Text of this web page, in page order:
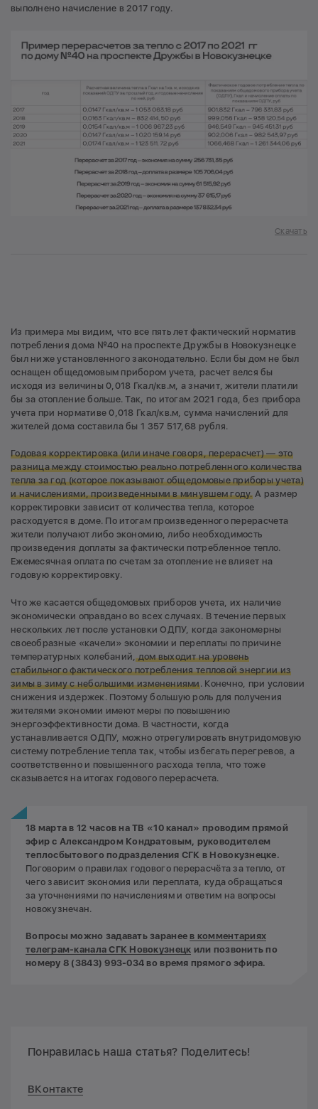
выполнено начисление в 2017 году.
Скачать
Из примера мы видим, что все пять лет фактический норматив
потребления дома №40 на проспекте Дружбы в Новокузнецке
был ниже установленного законодательно. Если бы дом не был
оснащен общедомовым прибором учета, расчет велся бы
исходя из величины 0,018 Гкал/кв.м, а значит, жители платили
бы за отопление больше. Так, по итогам 2021 года, без прибора
учета при нормативе 0,018 Гкал/кв.м, сумма начислений для
жителей дома составила бы 1 357 517,68 рубля.
Годовая корректировка (или иначе говоря, перерасчет) — это
разница между стоимостью реально потребленного количества
тепла за год (которое показывают общедомовые приборы учета)
и начислениями, произведенными в минувшем году.А размер
корректировки зависит от количества тепла, которое
расходуется в доме. По итогам произведенного перерасчета
жители получают либо экономию, либо необходимость
произведения доплаты за фактически потребленное тепло.
Ежемесячная оплата по счетам за отопление не влияет на
годовую корректировку.
Что же касается общедомовых приборов учета, их наличие
экономически оправдано во всех случаях. В течение первых
нескольких лет после установки ОДПУ, когда закономерны
своеобразные «качели» экономии и переплаты по причине
температурных колебаний,дом выходит на уровень
стабильного фактического потребления тепловой энергии из
зимы в зиму с небольшими изменениями. Конечно, при условии
снижения издержек. Поэтому большую роль для получения
жителями экономии имеют меры по повышению
энергоэффективности дома. В частности, когда
устанавливается ОДПУ, можно отрегулировать внутридомовую
систему потребление тепла так, чтобы избегать перегревов, а
соответственно и повышенного расхода тепла, что тоже
сказывается на итогах годового перерасчета.
18 марта в 12 часов на ТВ «10 канал» проводим прямой
эфир с Александром Кондратовым, руководителем
теплосбытового подразделения СГК в Новокузнецке.
Поговорим о правилах годового перерасчёта за тепло, от
чего зависит экономия или переплата, куда обращаться
за уточнениями по начислениям и ответим на вопросы
новокузнечан.
Вопросы можно задавать заранеев комментариях
телеграм-канала СГК Новокузнецк или позвонить по
номеру 8 (3843) 993-034 во время прямого эфира.
Понравилась наша статья? Поделитесь!
ВКонтакте